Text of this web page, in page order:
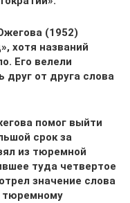
(1952)
хотя названий
Его велели
друг от друга слова
помог выйти
срок за
из тюремной
туда четвертое
значение слова
тюремному